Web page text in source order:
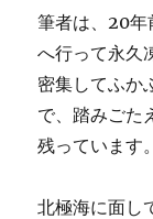
筆者は、20年
へ行って永久
密集してふか
で、踏みごた
残っています。
北極海に面し